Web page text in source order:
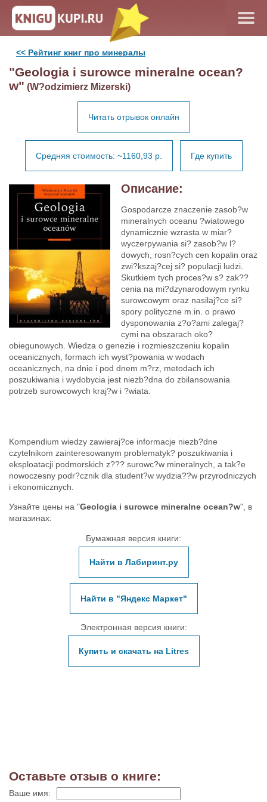
<< Рейтинг книг про минералы
"Geologia i surowce mineralne ocean?
w" (W?odzimierz Mizerski)
Читать отрывок онлайн
Средняя стоимость: ~1160,93 р. Где купить
Описание:
Gospodarcze znaczenie zasob?w
mineralnych oceanu ?wiatowego
dynamicznie wzrasta w miar?
wyczerpywania si? zasob?w l?
dowych, rosn?cych cen kopalin oraz
zwi?kszaj?cej si? populacji ludzi.
Skutkiem tych proces?w s? zak??
cenia na mi?dzynarodowym rynku
surowcowym oraz nasilaj?ce si?
spory polityczne m.in. o prawo
dysponowania z?o?ami zalegaj?
cymi na obszarach oko?
obiegunowych. Wiedza o genezie i rozmieszczeniu kopalin
oceanicznych, formach ich wyst?powania w wodach
oceanicznych, na dnie i pod dnem m?rz, metodach ich
poszukiwania i wydobycia jest niezb?dna do zbilansowania
potrzeb surowcowych kraj?w i ?wiata.
Kompendium wiedzy zawieraj?ce informacje niezb?dne
czytelnikom zainteresowanym problematyk? poszukiwania i
eksploatacji podmorskich z??? surowc?w mineralnych, a tak?e
nowoczesny podr?cznik dla student?w wydzia??w przyrodniczych
i ekonomicznych.
Узнайте цены на "Geologia i surowce mineralne ocean?w", в
магазинах:
Бумажная версия книги:
Найти в Лабиринт.ру
Найти в "Яндекс Маркет"
Электронная версия книги:
Купить и скачать на Litres
Оставьте отзыв о книге:
Ваше имя: